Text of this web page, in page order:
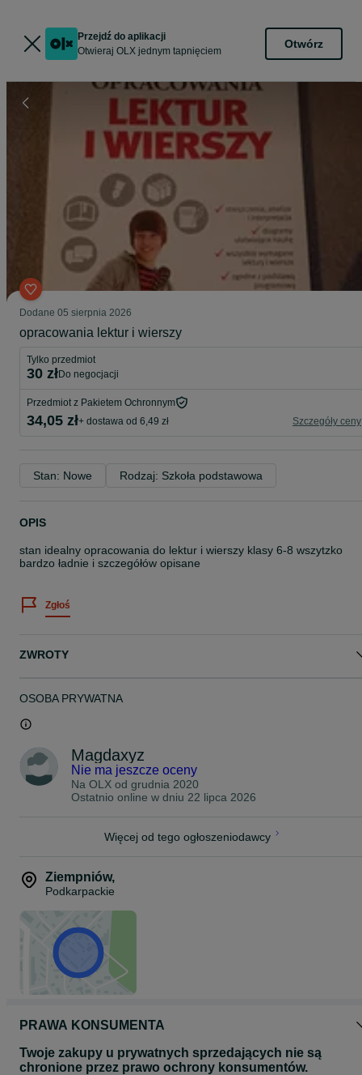
Przejdź do aplikacji
Otwieraj OLX jednym tapnięciem
Otwórz
Dodane 05 sierpnia 2026
opracowania lektur i wierszy
Tylko przedmiot
30 zł do negocjacji
Przedmiot z Pakietem Ochronnym
34,05 zł+ dostawa od 6,49 zł Szczegóły ceny
Stan: Nowe Rodzaj: Szkoła podstawowa
OPIS
stan idealny opracowania do lektur i wierszy klasy 6-8 wszytzko
bardzo ładnie i szczegółów opisane
Zgłoś
ZWROTY
OSOBA PRYWATNA
Magdaxyz
Nie ma jeszcze oceny
Na OLX od grudnia 2020
Ostatnio online w dniu 22 lipca 2026
Więcej od tego ogłoszeniodawcy
Ziempniów,
Podkarpackie
PRAWA KONSUMENTA
Twoje zakupy u prywatnych sprzedających nie są
chronione przez prawo ochrony konsumentów.